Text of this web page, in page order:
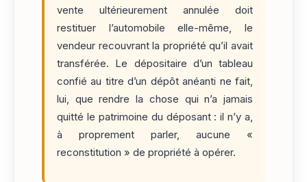
vente ultérieurement annulée doit
restituer l’automobile elle-même, le
vendeur recouvrant la propriété qu’il avait
transférée. Le dépositaire d’un tableau
confié au titre d’un dépôt anéanti ne fait,
lui, que rendre la chose qui n’a jamais
quitté le patrimoine du déposant : il n’y a,
à proprement parler, aucune «
reconstitution » de propriété à opérer.